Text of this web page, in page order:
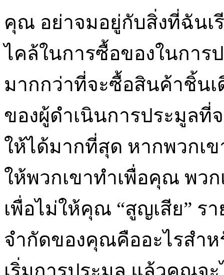
คุณ อย่าจมอยู่กับสิ่งที่ฉันเ
ไคล้ในการซื้อของในการ
มากกว่าที่จะซื้อสินค้าชิ้น
ของผู้ดำเนินการประมูลที่
ให้ได้มากที่สุด หากพวกเ
ให้พวกเขาทำเพื่อคุณ พว
เพื่อไม่ให้คุณ “สูญเสีย”
จำกัดของคุณคืออะไรสำห
เริ่มการประมูล แล้วคุณจ